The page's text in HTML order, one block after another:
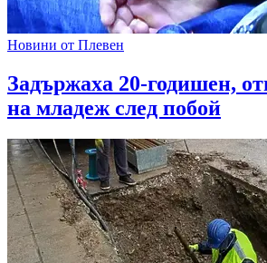
Новини от Плевен
Задържаха 20-годишен,
на младеж след побой